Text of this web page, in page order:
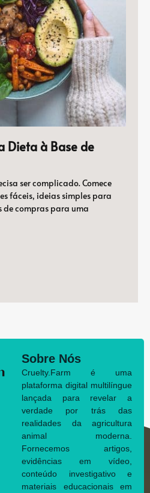
Dieta à Base de
ser complicado. Comece
fáceis, ideias simples para
de compras para uma
Sobre Nós
Cruelty.Farm é uma
plataforma digital multilíngue
lançada para revelar a
verdade por trás das
realidades da agricultura
animal moderna.
Fornecemos artigos,
evidências em vídeo,
conteúdo investigativo e
materiais educacionais em